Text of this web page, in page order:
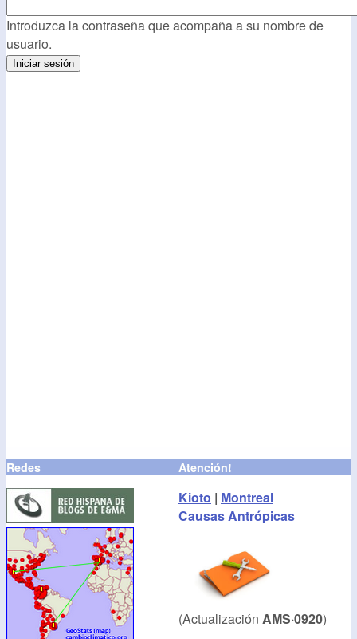
Introduzca la contraseña que acompaña a su nombre de
usuario.
Redes Atención!
Kioto | Montreal
Causas Antrópicas
(Actualización AMS·0920)